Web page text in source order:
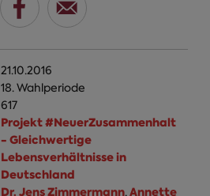
21.10.2016
18. Wahlperiode
617
Projekt #NeuerZusammenhalt
- Gleichwertige
Lebensverhältnisse in
Deutschland
Dr. Jens Zimmermann,Annette